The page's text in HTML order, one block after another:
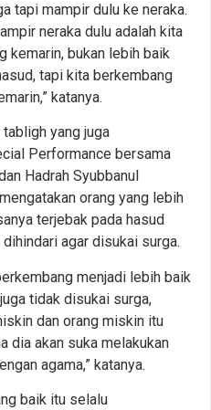
tapi mampir dulu ke neraka.
neraka dulu adalah kita
kemarin, bukan lebih baik
tapi kita berkembang
katanya.
yang juga
Performance bersama
Hadrah Syubbanul
orang yang lebih
terjebak pada hasud
agar disukai surga.
menjadi lebih baik
tidak disukai surga,
dan orang miskin itu
dia akan suka melakukan
agama,” katanya.
baik itu selalu